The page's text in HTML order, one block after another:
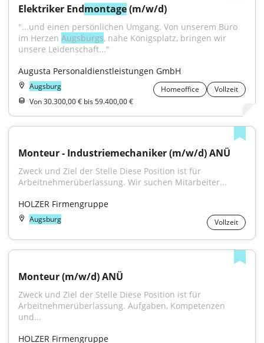
Elektriker Endmontage (m/w/d)
"...und einen persönlichen Umgang. Von unserem Büro
im Herzen Augsburgs, nähe Königsplatz, bringen wir
unsere Leidenschaft..."
Augusta Personaldienstleistungen GmbH
Augsburg Homeoffice
Vollzeit
Von 30.300,00 € bis 59.400,00 €
Monteur - Industriemechaniker (m/w/d) ANÜ
Zweck und Ziel der Stelle Diese Position ist für
Arbeitnehmerüberlassung. Wir suchen Mitarbeiter...
HOLZER Firmengruppe
Augsburg Vollzeit
Monteur (m/w/d) ANÜ
Zweck und Ziel der Stelle Diese Position ist für
Arbeitnehmerüberlassung. Aufgaben, Kompetenzen
und...
HOLZER Firmengruppe